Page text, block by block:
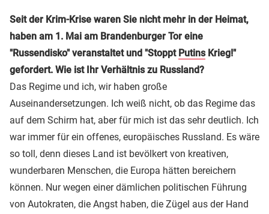
Seit der Krim-Krise waren Sie nicht mehr in der Heimat,
haben am 1. Mai am Brandenburger Tor eine
"Russendisko" veranstaltet und "Stoppt PutinsKrieg!"
gefordert. Wie ist Ihr Verhältnis zu Russland?
Das Regime und ich, wir haben große
Auseinandersetzungen. Ich weiß nicht, ob das Regime das
auf dem Schirm hat, aber für mich ist das sehr deutlich. Ich
war immer für ein offenes, europäisches Russland. Es wäre
so toll, denn dieses Land ist bevölkert von kreativen,
wunderbaren Menschen, die Europa hätten bereichern
können. Nur wegen einer dämlichen politischen Führung
von Autokraten, die Angst haben, die Zügel aus der Hand